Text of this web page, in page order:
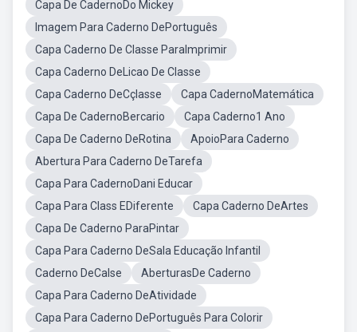
Capa De CadernoDo Mickey
Imagem Para Caderno DePortuguês
Capa Caderno De Classe ParaImprimir
Capa Caderno DeLicao De Classe
Capa Caderno DeCçlasse
Capa CadernoMatemática
Capa De CadernoBercario
Capa Caderno1 Ano
Capa De Caderno DeRotina
ApoioPara Caderno
Abertura Para Caderno DeTarefa
Capa Para CadernoDani Educar
Capa Para Class EDiferente
Capa Caderno DeArtes
Capa De Caderno ParaPintar
Capa Para Caderno DeSala Educação Infantil
Caderno DeCalse
AberturasDe Caderno
Capa Para Caderno DeAtividade
Capa Para Caderno DePortuguês Para Colorir